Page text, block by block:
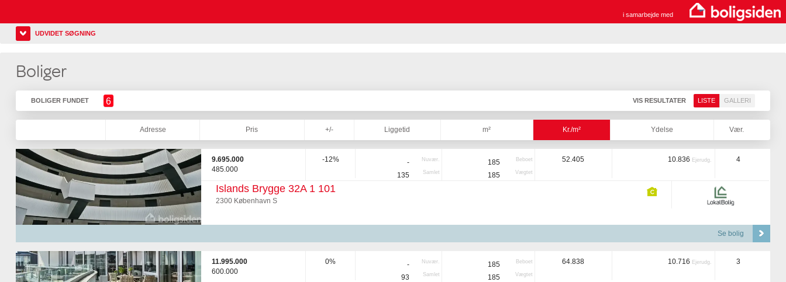
i samarbejde med
UDVIDET SØGNING
Boliger
BOLIGER FUNDET 6 VIS RESULTATER LISTE GALLERI
Adresse Pris +/- Liggetid m² Kr./m² Ydelse Vær.
9.695.000
485.000
-12% - Nuvær.
135 Samlet
185 Beboet
185 Vægtet
52.405 10.836 Ejerudg. 4
Islands Brygge 32A 1 101
2300 København S
Se bolig
11.995.000
600.000
0% - Nuvær.
93 Samlet
185 Beboet
185 Vægtet
64.838 10.716 Ejerudg. 3